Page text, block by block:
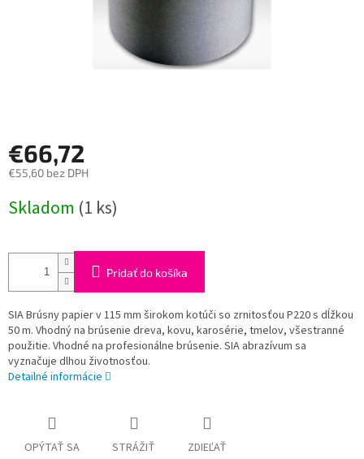
€66,72
€55,60 bez DPH
cena:
Skladom (1 ks)
Pridať do košíka
SIA Brúsny papier v 115 mm širokom kotúči so zrnitosťou P220 s dĺžkou
50 m. Vhodný na brúsenie dreva, kovu, karosérie, tmelov, všestranné
použitie. Vhodné na profesionálne brúsenie. SIA abrazívum sa
vyznačuje dlhou životnosťou.
Detailné informácie
OPÝTAŤ SA STRÁŽIŤ ZDIEĽAŤ